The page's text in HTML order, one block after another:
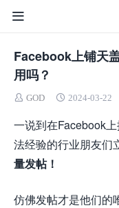
Facebook上铺天
用吗？
GOD 2024-03-22
一说到在Facebook
法经验的行业朋友们
量发帖！
仿佛发帖才是他们的